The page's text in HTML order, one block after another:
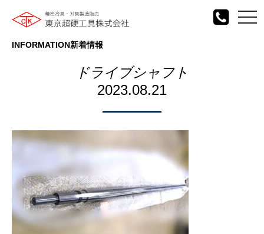
INFORMATION新着情報
ドライブシャフト
2023.08.21